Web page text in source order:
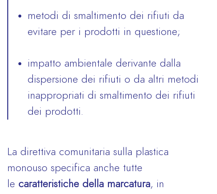
metodi di smaltimento dei rifiuti da
evitare per i prodotti in questione;
impatto ambientale derivante dalla
dispersione dei rifiuti o da altri metodi
inappropriati di smaltimento dei rifiuti
dei prodotti.
La direttiva comunitaria sulla plastica
monouso specifica anche tutte
le caratteristiche della marcatura, in